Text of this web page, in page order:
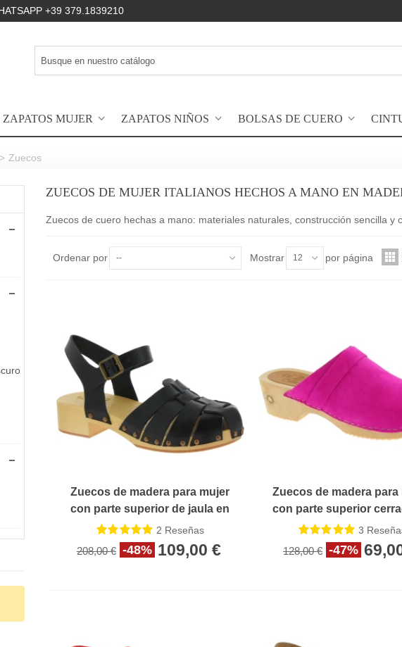
+39 379.1839210
ZAPATOS MUJER ZAPATOS NIÑOS BOLSAS DE CUERO
> Zuecos
ZUECOS DE MUJER ITALIANOS HECHOS A MANO EN
Zuecos de cuero hechas a mano: materiales naturales, construcción sencilla y
Ordenar por -- Mostrar 12 por página
Zuecos de madera para mujer
con parte superior de jaula en
cuero negro
2 Reseñas
208,00 € -48% 109,00 €
Zuecos de madera para
con parte superior
piel de ante rosa
3
128,00 € -47%